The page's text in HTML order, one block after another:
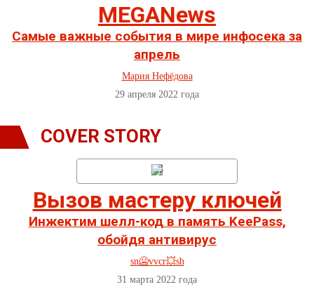
MEGANews
Самые важные события в мире инфосека за
апрель
Мария Нефёдова
29 апреля 2022 года
COVER STORY
Вызов мастеру ключей
Инжектим шелл-код в память KeePass,
обойдя антивирус
sn🥶vvcr💥sh
31 марта 2022 года